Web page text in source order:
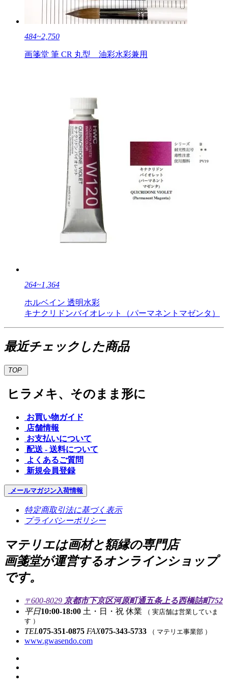
484~2,750
画箋堂 筆 CR 丸型 油彩水彩兼用
264~1,364
ホルベイン 透明水彩
キナクリドンバイオレット（パーマネントマゼンタ）
最近チェックした商品
TOP
ヒラメキ、そのまま形に
お買い物ガイド
店舗情報
お支払いについて
配送 - 送料について
よくあるご質問
新規会員登録
メールマガジン入荷情報
特定商取引法に基づく表示
プライバシーポリシー
マテリエは画材と額縁の専門店
画箋堂が運営するオンラインショップ
です。
〒600-8029 京都市下京区河原町通五条上る西橋詰町752
平日10:00-18:00 土・日・祝 休業 （ 実店舗は営業していま
す ）
TEL075-351-0875 FAX075-343-5733 （ マテリエ事業部 ）
www.gwasendo.com